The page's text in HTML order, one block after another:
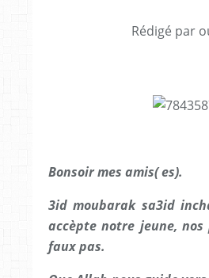
Rédigé par
Bonsoir mes amis( es).
3id moubarak sa3id
accèpte notre jeune,
faux pas.